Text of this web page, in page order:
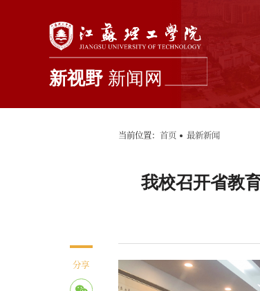
学校要闻 综合新闻
当前位置： 首页 最新新闻
我校召开省教
分享